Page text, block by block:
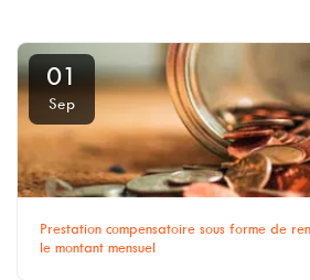
01
Sep
Prestation compensatoire sous forme de
le montant mensuel